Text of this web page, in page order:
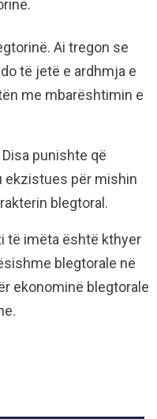
Ai tregon se
të jetë e ardhmja e
me mbarështimin e
punishte që
ekzistues për mishin
blegtoral.
të imëta është kthyer
blegtorale në
ekonominë blegtorale